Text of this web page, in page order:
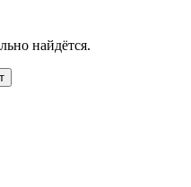
найдётся.